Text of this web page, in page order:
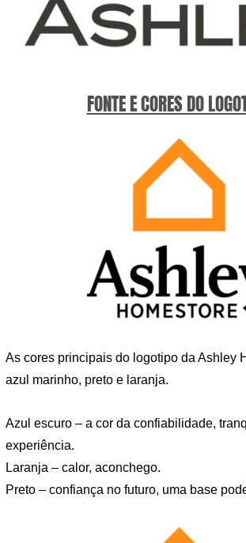
FONTE E CORES DO
As cores principais do logotipo da Ashley
azul marinho, preto e laranja.
Azul escuro – a cor da confiabilidade,
experiência.
Laranja – calor, aconchego.
Preto – confiança no futuro, uma base